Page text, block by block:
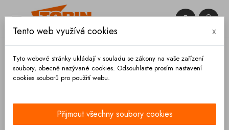
 

Tento web využívá cookies x
Tyto webové stránky ukládají v souladu se zákony na vaše zařízení
soubory, obecně nazývané cookies. Odsouhlaste prosím nastavení
cookies souborů pro použití webu.
Přijmout všechny soubory cookies